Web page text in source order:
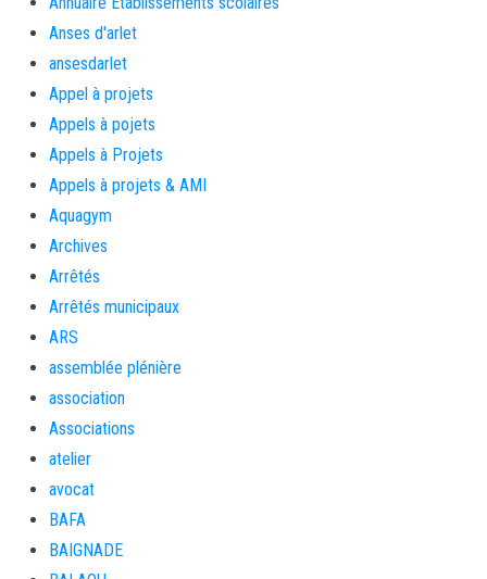
Anses d'arlet
ansesdarlet
Appel à projets
Appels à pojets
Appels à Projets
Appels à projets & AMI
Aquagym
Archives
Arrêtés
Arrêtés municipaux
ARS
assemblée plénière
association
Associations
atelier
avocat
BAFA
BAIGNADE